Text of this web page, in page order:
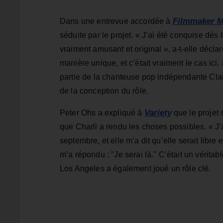
Dans une entrevue accordée à Filmmaker
séduite par le projet. « J’ai été conquise dès
vraiment amusant et original », a-t-elle
manière unique, et c’était vraiment le cas
partie de la chanteuse pop indépendante
de la conception du rôle.
Peter Ohs a expliqué à Varietyque le projet
que Charli a rendu les choses possibles. «
septembre, et elle m’a dit qu’elle serait
m’a répondu : "Je serai là." C’était un
Los Angeles a également joué un rôle clé.